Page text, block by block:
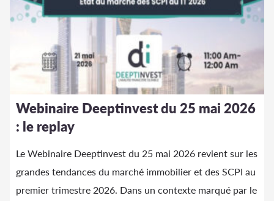
Webinaire Deeptinvest du 25 mai 2026
: le replay
Le Webinaire Deeptinvest du 25 mai 2026 revient sur les
grandes tendances du marché immobilier et des SCPI au
premier trimestre 2026. Dans un contexte marqué par le